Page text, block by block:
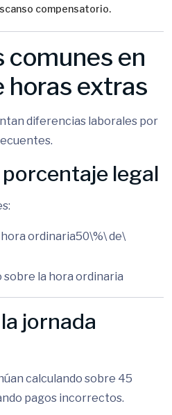
compensatorio.
comunes en
horas extras
diferencias laborales por
legal
ordinaria50\%\ de\
sobre la hora ordinaria
jornada
calculando sobre 45
pagos incorrectos.